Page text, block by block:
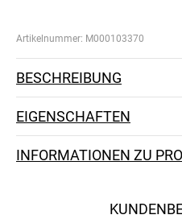
Artikelnummer: M000103370
BESCHREIBUNG
EIGENSCHAFTEN
INFORMATIONEN ZU